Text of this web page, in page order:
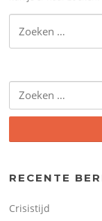
naar:
Zoeken
naar:
RECENTE
Crisistijd